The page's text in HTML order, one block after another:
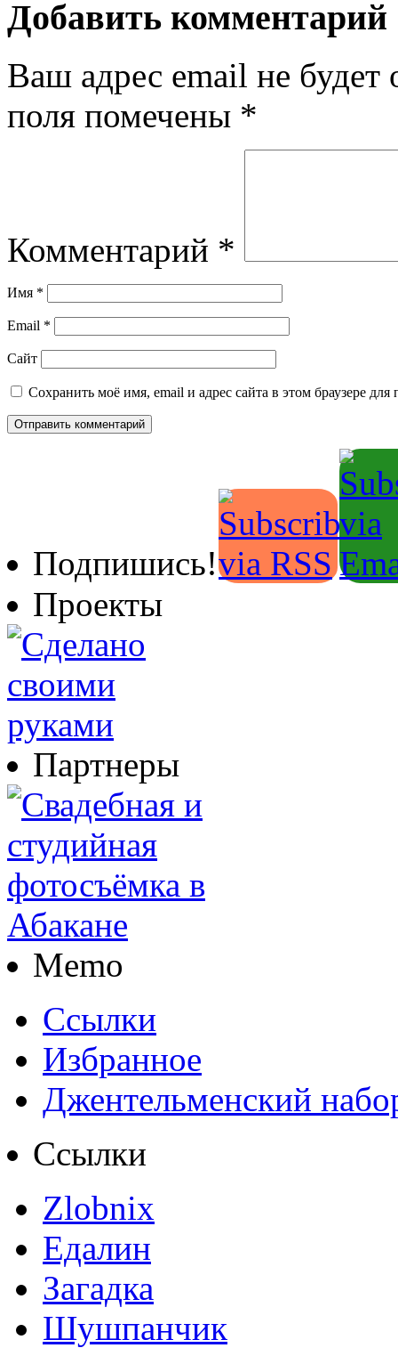
Добавить комментарий
Ваш адрес email не будет
поля помечены *
Комментарий *
Имя *
Email *
Сайт
Сохранить моё имя, email и адрес сайта в этом браузере
Подпишись!
Проекты
Партнеры
Memo
Ссылки
Избранное
Джентельменский
Ссылки
Zlobnix
Едалин
Загадка
Шушпанчик